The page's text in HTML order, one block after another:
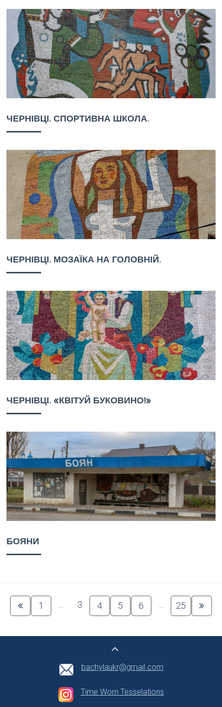
ЧЕРНІВЦІ. СПОРТИВНА ШКОЛА.
ЧЕРНІВЦІ. МОЗАЇКА НА ГОЛОВНІЙ.
ЧЕРНІВЦІ. «КВІТУЙ БУКОВИНО!»
БОЯНИ
1 3 4 5 6 25
bachylaukr@gmail.com
Time Worn Tesselations